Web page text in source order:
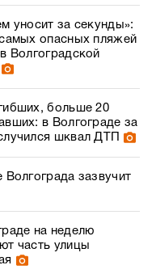
уносит за секунды»:
опасных пляжей
Волгоградской
больше 20
в Волгограде за
шквал ДТП
Волгограда зазвучит
на неделю
часть улицы